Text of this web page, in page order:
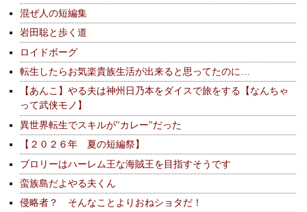
混ぜ人の短編集
岩田聡と歩く道
ロイドボーグ
転生したらお気楽貴族生活が出来ると思ってたのに…
【あんこ】やる夫は神州日乃本をダイスで旅をする【なんちゃ
って武侠モノ】
異世界転生でスキルが"カレー"だった
【２０２６年 夏の短編祭】
ブロリーはハーレム王な海賊王を目指すそうです
蛮族島だよやる夫くん
侵略者？ そんなことよりおねショタだ！